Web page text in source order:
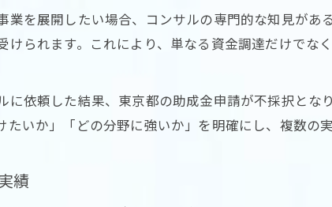
を展開したい場合、コンサルの専門的な知見があ
られます。これにより、単なる資金調達だけでな
依頼した結果、東京都の助成金申請が不採択とな
いか」「どの分野に強いか」を明確にし、複数の
績